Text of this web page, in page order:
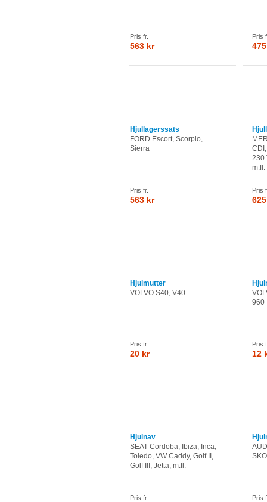
Pris fr.
563 kr
Pris
Hjullagerssats
FORD Escort, Scorpio,
Sierra
Pris fr.
563 kr
230
m.fl.
Pris
Hjulmutter
VOLVO S40, V40
Pris fr.
20 kr
960
Pris
12
Hjulnav
SEAT Cordoba, Ibiza, Inca,
Toledo, VW Caddy, Golf II,
Golf III, Jetta, m.fl.
Pris fr. Pris